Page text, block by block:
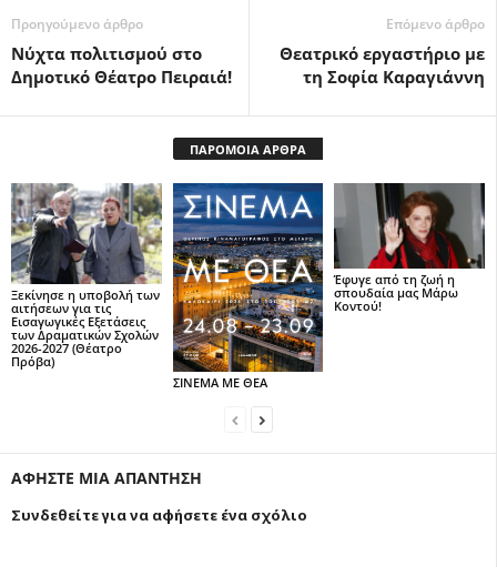
Προηγούμενο άρθρο
Νύχτα πολιτισμού στο
Δημοτικό Θέατρο Πειραιά!
Επόμενο άρθρο
Θεατρικό εργαστήριο με
τη Σοφία Καραγιάννη
ΠΑΡΟΜΟΙΑ ΑΡΘΡΑ
Ξεκίνησε η υποβολή των
αιτήσεων για τις
Εισαγωγικές Εξετάσεις
των Δραματικών Σχολών
2026-2027 (Θέατρο
Πρόβα)
ΣΙΝΕΜΑ ΜΕ ΘΕΑ
Έφυγε από τη ζωή η
σπουδαία μας Μάρω
Κοντού!
ΑΦΗΣΤΕ ΜΙΑ ΑΠΑΝΤΗΣΗ
Συνδεθείτε για να αφήσετε ένα σχόλιο